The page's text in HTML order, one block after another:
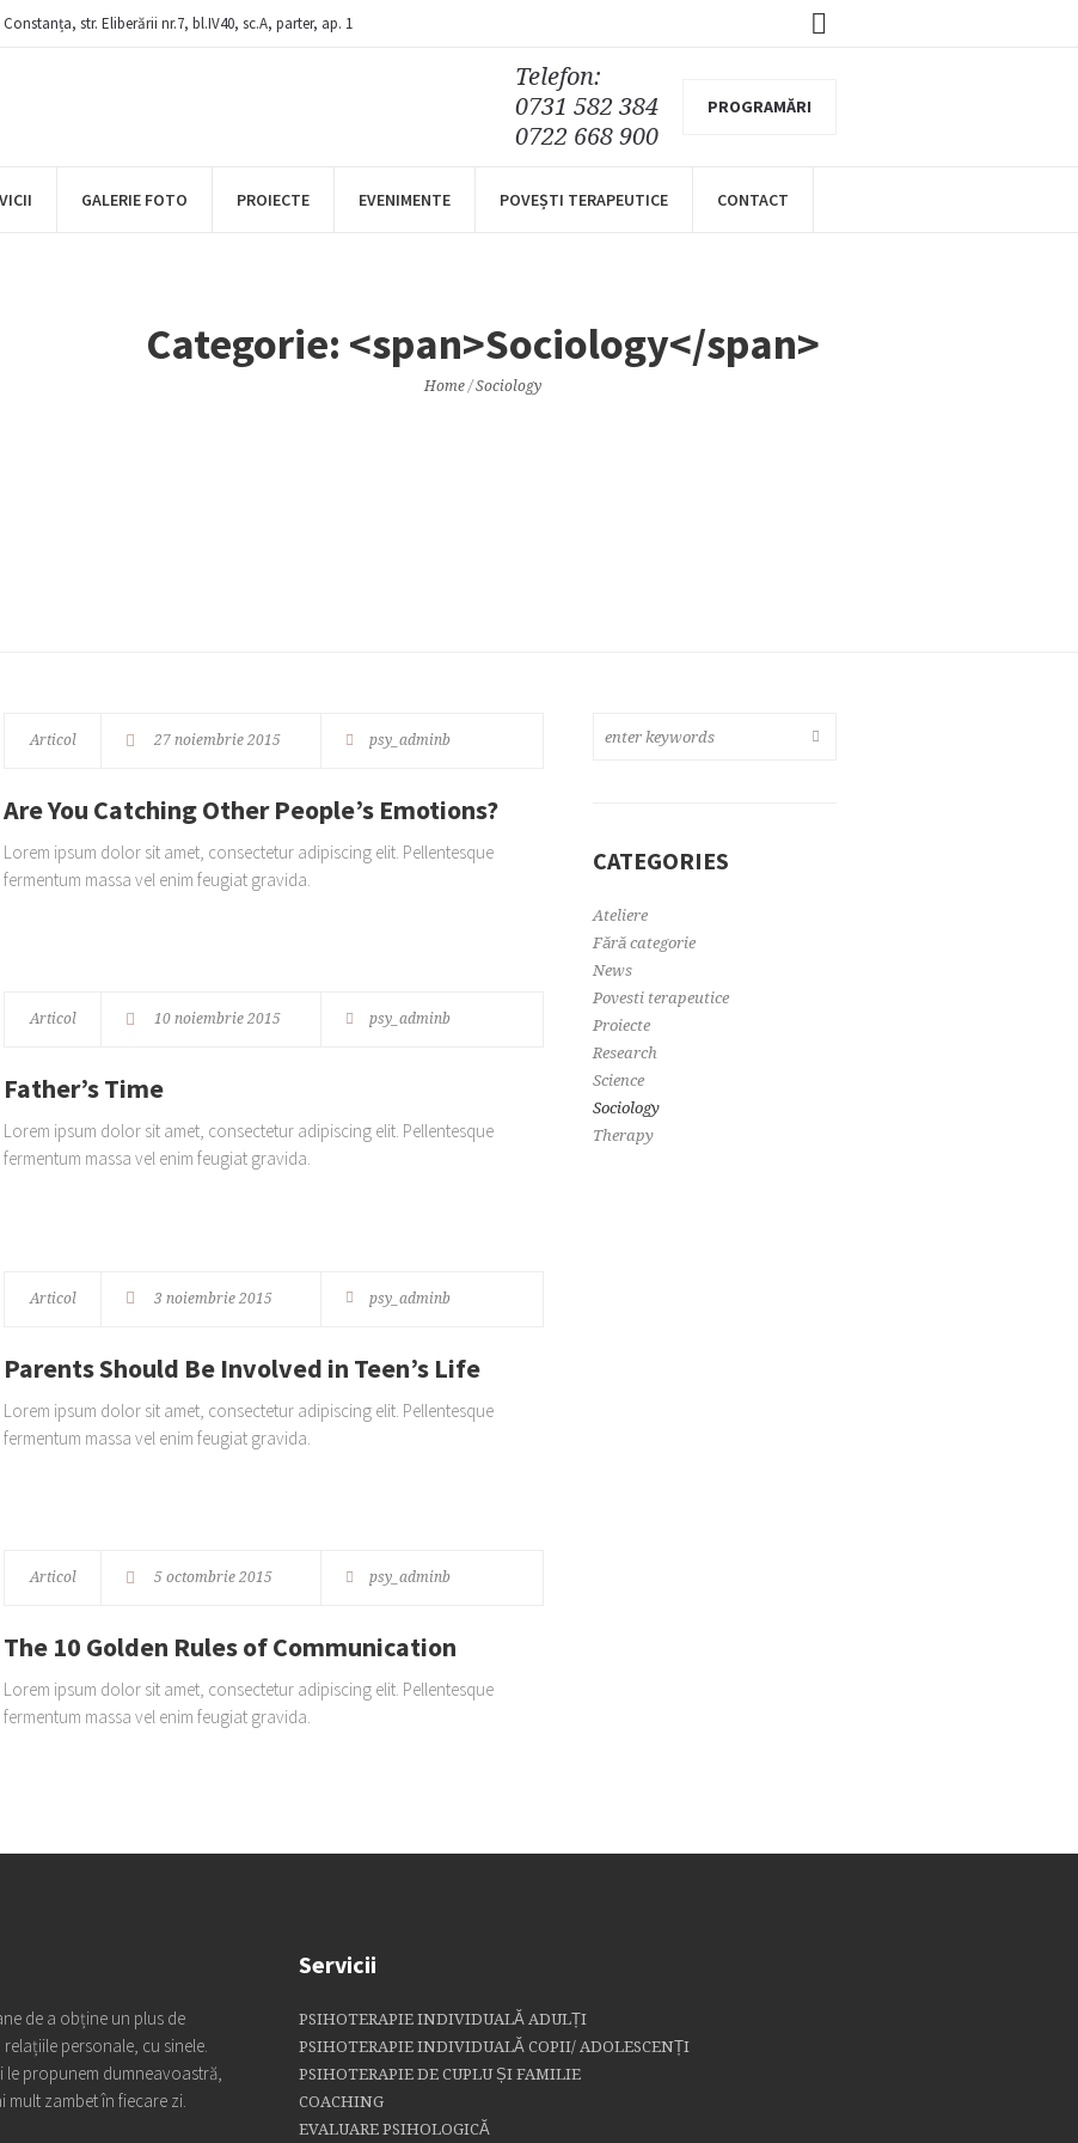
Constanța, str. Eliberării nr.7, bl.IV40, sc.A, parter, ap. 1
Telefon:
0731 582 384
0722 668 900
PROGRAMĂRI
GALERIE FOTO PROIECTE EVENIMENTE POVEȘTI TERAPEUTICE CONTACT
Categorie: <span>Sociology</span>
Home /Sociology
Articol 27 noiembrie 2015 psy_adminb
Are You Catching Other People’s Emotions?
Lorem ipsum dolor sit amet, consectetur adipiscing elit. Pellentesque
fermentum massa vel enim feugiat gravida.
Articol 10 noiembrie 2015 psy_adminb
Father’s Time
Lorem ipsum dolor sit amet, consectetur adipiscing elit. Pellentesque
fermentum massa vel enim feugiat gravida.
Articol 3 noiembrie 2015 psy_adminb
Parents Should Be Involved in Teen’s Life
Lorem ipsum dolor sit amet, consectetur adipiscing elit. Pellentesque
fermentum massa vel enim feugiat gravida.
Articol 5 octombrie 2015 psy_adminb
The 10 Golden Rules of Communication
Lorem ipsum dolor sit amet, consectetur adipiscing elit. Pellentesque
fermentum massa vel enim feugiat gravida.
CATEGORIES
Ateliere
Fără categorie
News
Povesti terapeutice
Proiecte
Research
Science
Sociology
Therapy
de a obține un plus de
personale, cu sinele.
le propunem dumneavoastră,
zambet în fiecare zi.
Servicii
PSIHOTERAPIE INDIVIDUALĂ ADULȚI
PSIHOTERAPIE INDIVIDUALĂ COPII/ ADOLESCENȚI
PSIHOTERAPIE DE CUPLU ȘI FAMILIE
COACHING
EVALUARE PSIHOLOGICĂ